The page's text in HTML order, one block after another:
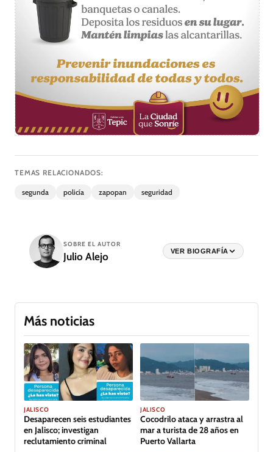
TEMAS RELACIONADOS:
segunda policía zapopan seguridad
SOBRE EL AUTOR
Julio Alejo VER BIOGRAFÍA
Más noticias
JALISCO
Desaparecen seis estudiantes
en Jalisco; investigan
reclutamiento criminal
JALISCO
Cocodrilo ataca y arrastra al
mar a turista de 28 años en
Puerto Vallarta